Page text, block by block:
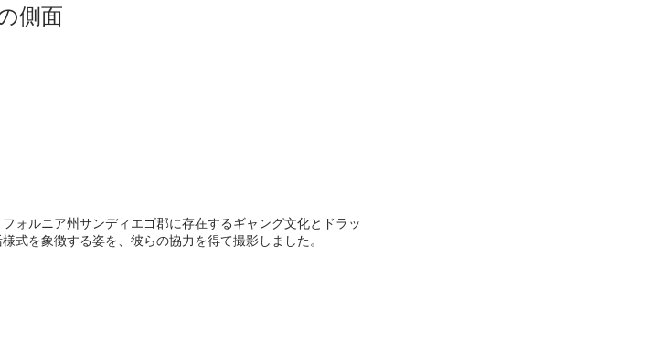
側面
ォルニア州サンディエゴ郡に存在するギャング文化とドラッ
式を象徴する姿を、彼らの協力を得て撮影しました。